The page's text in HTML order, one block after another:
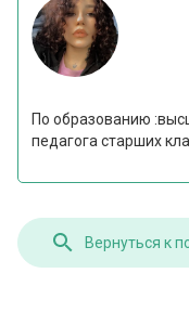
По образованию
педагога старших
Вернуться к